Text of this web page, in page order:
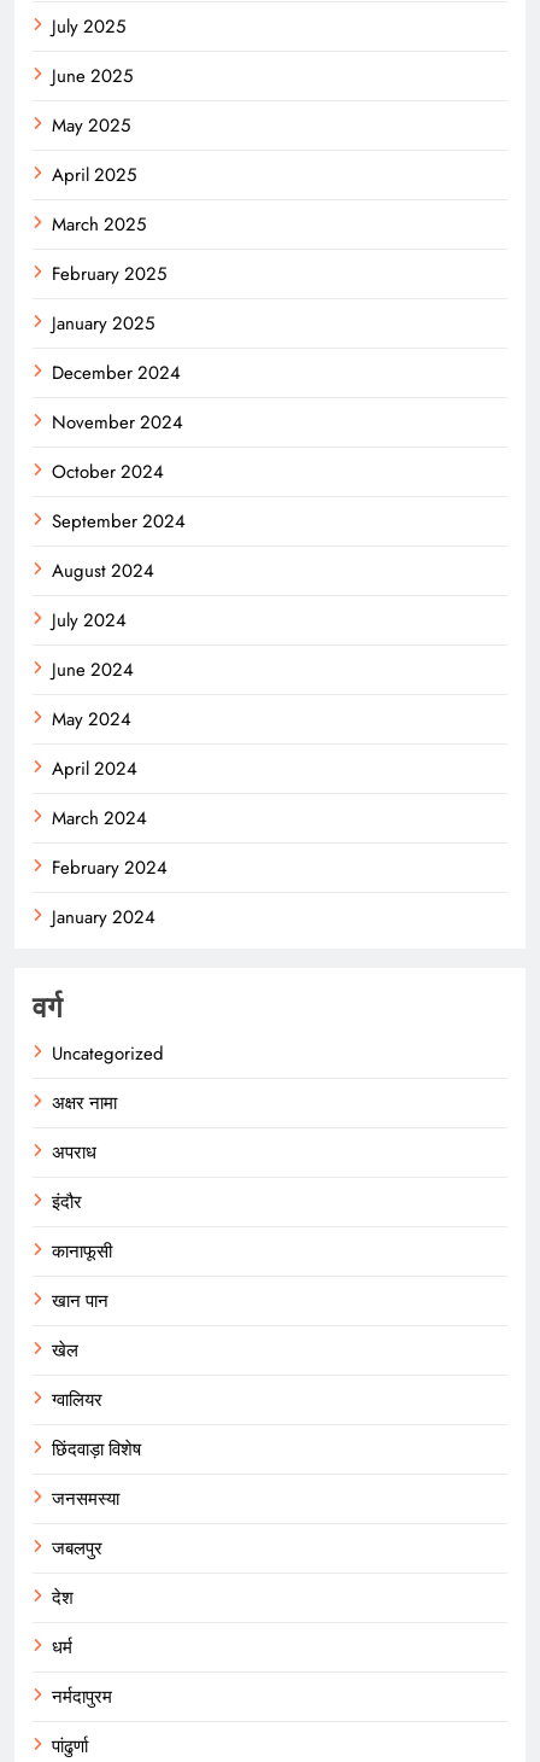
July 2025
June 2025
May 2025
April 2025
March 2025
February 2025
January 2025
December 2024
November 2024
October 2024
September 2024
August 2024
July 2024
June 2024
May 2024
April 2024
March 2024
February 2024
January 2024
वर्ग
Uncategorized
अक्षर नामा
अपराध
इंदौर
कानाफूसी
खान पान
खेल
ग्वालियर
छिंदवाड़ा विशेष
जनसमस्या
जबलपुर
देश
धर्म
नर्मदापुरम
पांढुर्णा